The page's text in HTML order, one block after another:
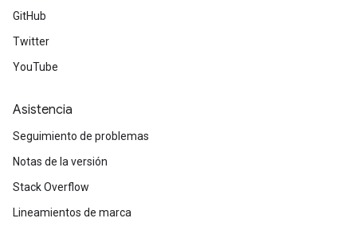
GitHub
Twitter
YouTube
Asistencia
Seguimiento de problemas
Notas de la versión
Stack Overflow
Lineamientos de marca